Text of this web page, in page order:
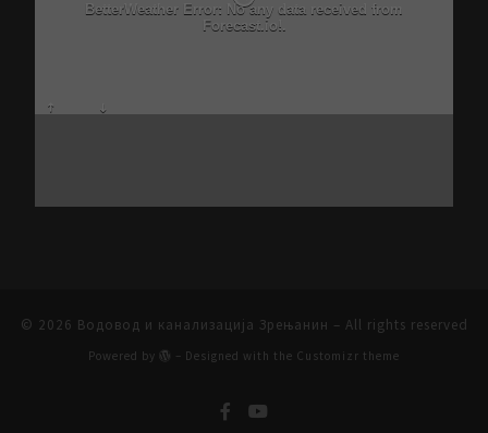
Critical problem in Better Weather Ajax calls
© 2026 Водовод и канализација Зрењанин – All rights reserved
Powered by – Designed with the Customizr theme